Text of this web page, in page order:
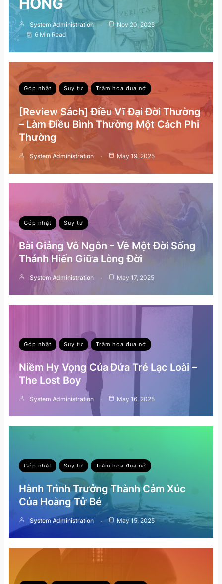
System Administration
Nov 20, 2025
6 Min Read
Góp nhặt Suy tư Trăm hoa đua nở
[Review Sách] Điều Vĩ Đại Đời Thường
– Làm Điều Bình Thường Một Cách Phi
Thường
System Administration May 19, 2025
Góp nhặt Suy tư
Bài Giảng Vô Ngôn – Về Một Đời Sống
Thánh Hiến Giữa Lòng Đời
System Administration May 17, 2025
Góp nhặt Suy tư Trăm hoa đua nở
Niềm Hy Vọng Của Đứa Trẻ Lạc Loài –
The Lost Boy
System Administration May 16, 2025
Góp nhặt Suy tư Trăm hoa đua nở
Hành Trình Trưởng Thành Cảm Xúc
Của Hoàng Tử Bé
System Administration May 15, 2025